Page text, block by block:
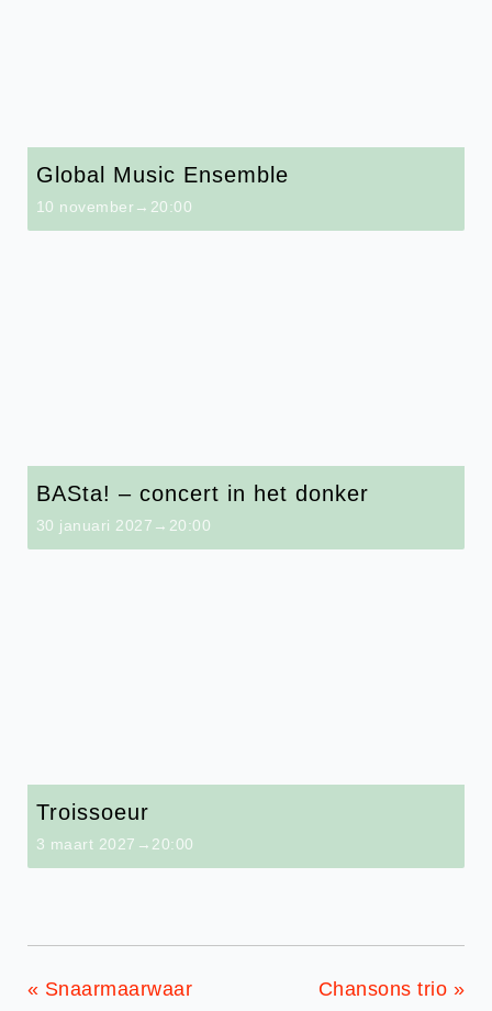
Global Music Ensemble
10 november→20:00
BASta! – concert in het donker
30 januari 2027→20:00
Troissoeur
3 maart 2027→20:00
« Snaarmaarwaar Chansons trio »